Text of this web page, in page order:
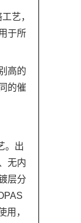
艺，
于所
高的
的催
。出
无内
层分
用，